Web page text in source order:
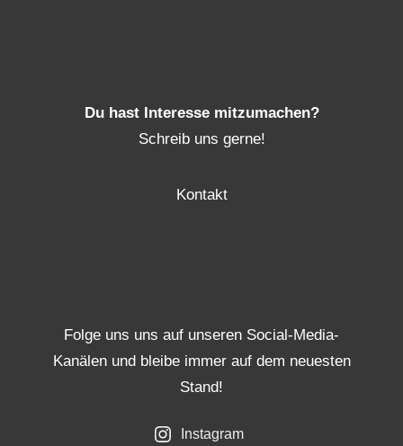
Du hast Interesse mitzumachen?
Schreib uns gerne!
Kontakt
Folge uns uns auf unseren Social-Media-
Kanälen und bleibe immer auf dem neuesten
Stand!
Instagram